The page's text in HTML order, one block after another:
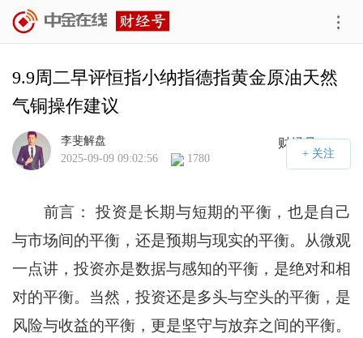
9.9周二早评恒指小纳指德指黄金原油天然
气铜操作建议
财经号APP
李斐解盘
2025-09-09 09:02:56
1780
前言： 投资是长期与短期的平衡，也是自己
与市场间的平衡，还是预期与现实的平衡。从微观
一点讲，投资亦是数据与感知的平衡，是绝对和相
对的平衡。当然，投资还是多头与空头的平衡，是
风险与收益的平衡，更是坚守与放弃之间的平衡。